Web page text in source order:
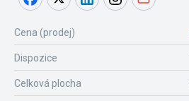
Cena (prodej)
Dispozice
Celková plocha